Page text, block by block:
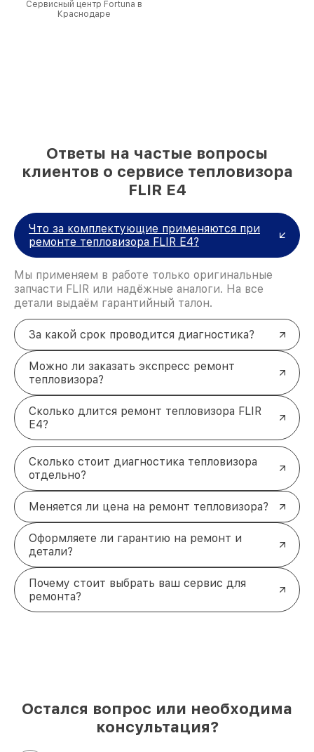
Сервисный центр Fortuna в
Краснодаре
Ответы на частые вопросы
клиентов о сервисе тепловизора
FLIR E4
Что за комплектующие применяются при
ремонте тепловизора FLIR E4?
Мы применяем в работе только оригинальные
запчасти FLIR или надёжные аналоги. На все
детали выдаём гарантийный талон.
За какой срок проводится диагностика?
Можно ли заказать экспресс ремонт
тепловизора?
Сколько длится ремонт тепловизора FLIR
E4?
Сколько стоит диагностика тепловизора
отдельно?
Меняется ли цена на ремонт тепловизора?
Оформляете ли гарантию на ремонт и
детали?
Почему стоит выбрать ваш сервис для
ремонта?
Остался вопрос или необходима
консультация?